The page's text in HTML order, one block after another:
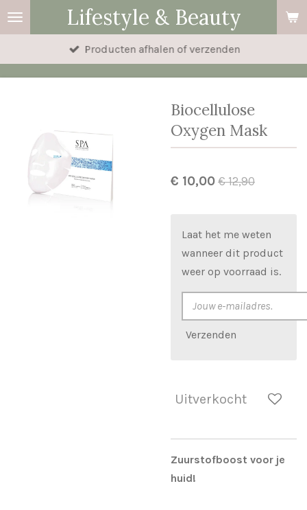
Ga
direct
Lifestyle & Beauty
Producten afhalen of verzenden
Biocellulose
Oxygen Mask
€ 10,00 € 12,90
Laat het me weten
wanneer dit product
weer op voorraad is.
Verzenden
Uitverkocht
Zuurstofboost voor je
huid!